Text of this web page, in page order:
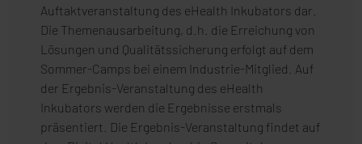
Auftaktveranstaltung des eHealth Inkubators dar.
Die Themenausarbeitung, d.h. die Erreichung von
Lösungen und Qualitätssicherung erfolgt auf dem
Sommer-Camps bei einem Industrie-Mitglied. Auf
der Ergebnis-Veranstaltung des eHealth
Inkubators werden die Ergebnisse erstmals
präsentiert. Die Ergebnis-Veranstaltung findet auf